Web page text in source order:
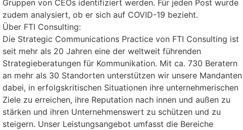
Gruppen von CEOs identifiziert werden. Für jeden Post wurde
zudem analysiert, ob er sich auf COVID-19 bezieht.
Über FTI Consulting:
Die Strategic Communications Practice von FTI Consulting ist
seit mehr als 20 Jahren eine der weltweit führenden
Strategieberatungen für Kommunikation. Mit ca. 730 Beratern
an mehr als 30 Standorten unterstützen wir unsere Mandanten
dabei, in erfolgskritischen Situationen ihre unternehmerischen
Ziele zu erreichen, ihre Reputation nach innen und außen zu
stärken und ihren Unternehmenswert zu schützen und zu
steigern. Unser Leistungsangebot umfasst die Bereiche